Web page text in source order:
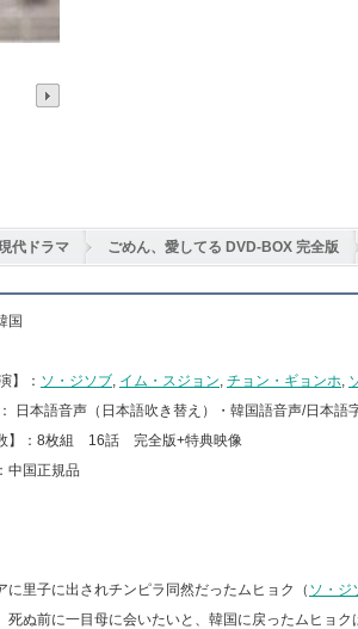
代ドラマ ごめん、愛してる DVD-BOX 完全版
国
】： ソ・ジソブ, イム・スジョン, チョン・ギョンホ,
： 日本語音声（日本語吹き替え）・韓国語音声/日本語
数】：8枚組 16話 完全版+特典映像
中国正規品
に里子に出されチンピラ同然だったムヒョク（ ソ・ジ
死ぬ前に一目母に会いたいと、韓国に戻ったムヒョク